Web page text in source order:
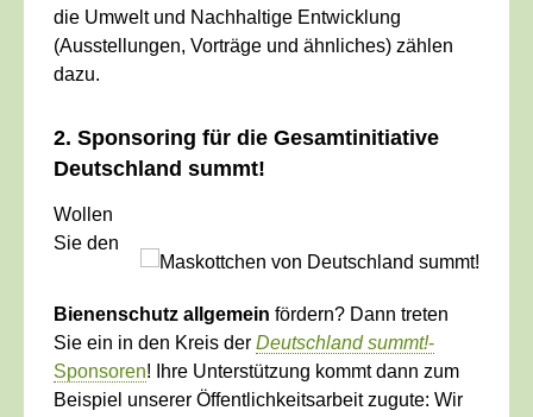
die Umwelt und Nachhaltige Entwicklung
(Ausstellungen, Vorträge und ähnliches) zählen
dazu.
2. Sponsoring für die Gesamtinitiative
Deutschland summt!
Wollen
Sie den
Bienenschutz allgemein fördern? Dann treten
Sie ein in den Kreis der Deutschland summt!-
Sponsoren! Ihre Unterstützung kommt dann zum
Beispiel unserer Öffentlichkeitsarbeit zugute: Wir